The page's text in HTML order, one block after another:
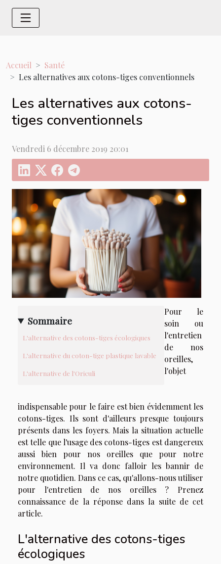
Accueil
Santé
Les alternatives aux cotons-tiges conventionnels
Les alternatives aux cotons-
tiges conventionnels
Vendredi 6 décembre 2019 20:01
Sommaire
L'alternative des cotons-tiges écologiques
L'alternative du coton-tige plastique lavable
L'alternative de l'Oriculi
Pour le
soin ou
l'entretien
de nos
oreilles,
l'objet
indispensable pour le faire est bien évidemment les
cotons-tiges. Ils sont d'ailleurs presque toujours
présents dans les foyers. Mais la situation actuelle
est telle que l'usage des cotons-tiges est dangereux
aussi bien pour nos oreilles que pour notre
environnement. Il va donc falloir les bannir de
notre quotidien. Dans ce cas, qu'allons-nous utiliser
pour l'entretien de nos oreilles ? Prenez
connaissance de la réponse dans la suite de cet
article.
L'alternative des cotons-tiges
écologiques